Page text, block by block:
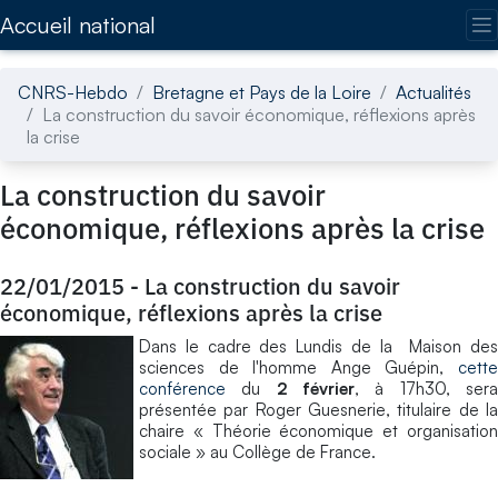
Accueil national
CNRS-Hebdo Bretagne et Pays de la Loire
Actualités
La construction du savoir économique, réflexions après
la crise
La construction du savoir
économique, réflexions après la crise
22/01/2015 - La construction du savoir
économique, réflexions après la crise
Dans le cadre des Lundis de la Maison des
sciences de l'homme Ange Guépin, cette
conférence du 2 février, à 17h30, sera
présentée par Roger Guesnerie, titulaire de la
chaire « Théorie économique et organisation
sociale » au Collège de France.